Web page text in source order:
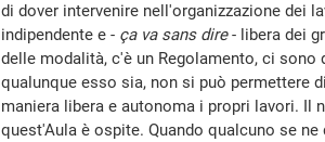
di dover intervenire nell'organizzazione dei
indipendente e - ça va sans dire- libera dei
delle modalità, c'è un Regolamento, ci
qualunque esso sia, non si può permettere
maniera libera e autonoma i propri lavori. Il
quest'Aula è ospite. Quando qualcuno se